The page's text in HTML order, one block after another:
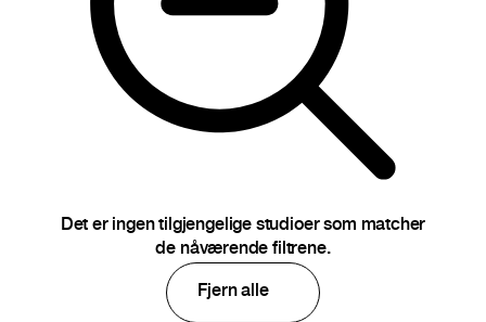
Det er ingen tilgjengelige studioer som matcher
de nåværende filtrene.
Fjern alle